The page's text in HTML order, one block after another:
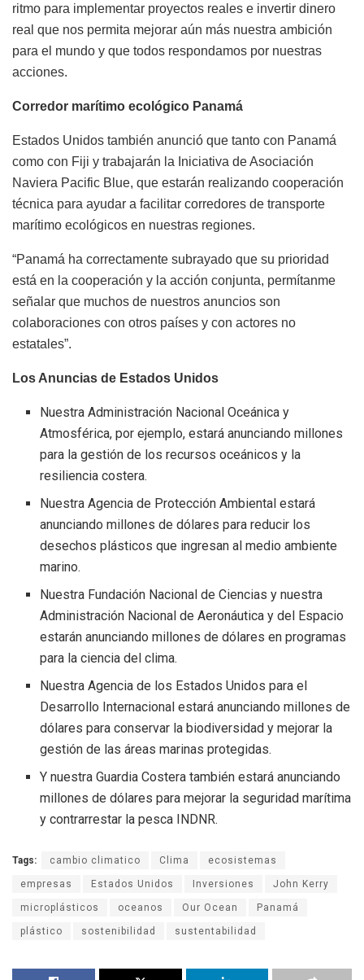
ritmo para implementar proyectos reales e invertir dinero
real que nos permita mejorar aún más nuestra ambición
para el mundo y que todos respondamos por nuestras
acciones.
Corredor marítimo ecológico Panamá
Estados Unidos también anunció que tanto con Panamá
como con Fiji y trabajarán la Iniciativa de Asociación
Naviera Pacific Blue, que estarán realizando cooperación
técnica para ayudar a facilitar corredores de transporte
marítimo ecológicos en nuestras regiones.
“Panamá ha correctamente subrayado que su prioridad
está en la cooperación y la acción conjunta, permítanme
señalar que muchos de nuestros anuncios son
colaboraciones con otros países y con actores no
estatales”.
Los Anuncias de Estados Unidos
Nuestra Administración Nacional Oceánica y
Atmosférica, por ejemplo, estará anunciando millones
para la gestión de los recursos oceánicos y la
resiliencia costera.
Nuestra Agencia de Protección Ambiental estará
anunciando millones de dólares para reducir los
desechos plásticos que ingresan al medio ambiente
marino.
Nuestra Fundación Nacional de Ciencias y nuestra
Administración Nacional de Aeronáutica y del Espacio
estarán anunciando millones de dólares en programas
para la ciencia del clima.
Nuestra Agencia de los Estados Unidos para el
Desarrollo Internacional estará anunciando millones de
dólares para conservar la biodiversidad y mejorar la
gestión de las áreas marinas protegidas.
Y nuestra Guardia Costera también estará anunciando
millones de dólares para mejorar la seguridad marítima
y contrarrestar la pesca INDNR.
Tags: cambio climatico Clima ecosistemas
empresas Estados Unidos Inversiones John Kerry
microplásticos oceanos Our Ocean Panamá
plástico sostenibilidad sustentabilidad